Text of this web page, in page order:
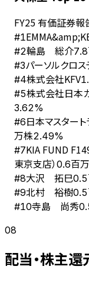
FY25 有価証券報
#1
#2輪島 総介
#3パーソルクロ
#4株式会社KFV
#5株式会社日本カ
3.62%
#6日本マスター
万株2.49%
#7KIA FUND
東京支店） 0.6百
#8大沢 拓巳0.5
#9北村 裕樹0.5
#10寺島 尚秀
08
配当・株主還